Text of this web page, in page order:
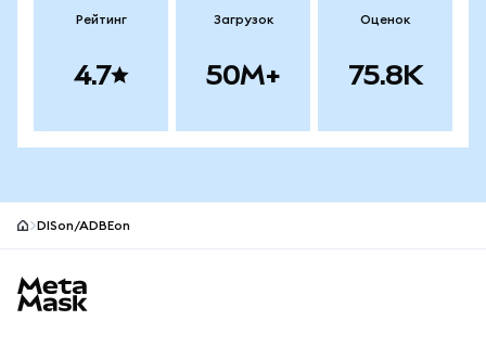
Рейтинг
4.7
Загрузок
50M+
Оценок
75.8K
DISon/ADBEon